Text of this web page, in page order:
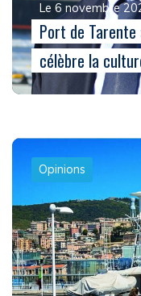
Le 6 novembre
Port de Tarente
célèbre la
Opinions